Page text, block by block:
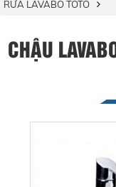
RỬA LAVABO TOTO
CHẬU